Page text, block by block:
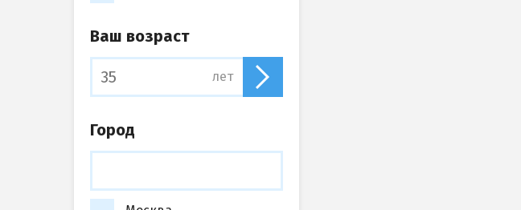
Ваш возраст
лет
Город